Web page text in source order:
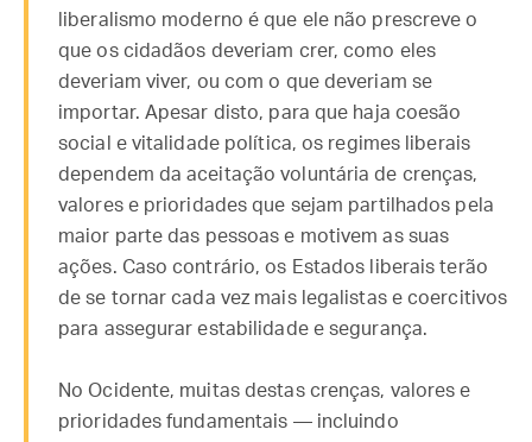
liberalismo moderno é que ele não prescreve o
que os cidadãos deveriam crer, como eles
deveriam viver, ou com o que deveriam se
importar. Apesar disto, para que haja coesão
social e vitalidade política, os regimes liberais
dependem da aceitação voluntária de crenças,
valores e prioridades que sejam partilhados pela
maior parte das pessoas e motivem as suas
ações. Caso contrário, os Estados liberais terão
de se tornar cada vez mais legalistas e coercitivos
para assegurar estabilidade e segurança.
No Ocidente, muitas destas crenças, valores e
prioridades fundamentais — incluindo